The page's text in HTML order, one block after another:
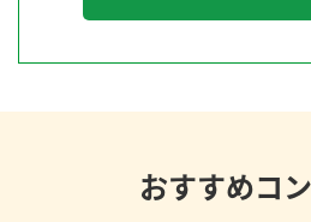
おすすめコ